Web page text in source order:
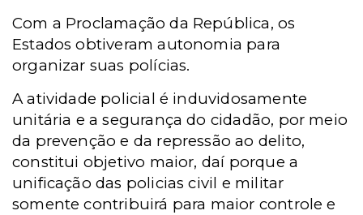
Com a Proclamação da República, os
Estados obtiveram autonomia para
organizar suas polícias.
A atividade policial é induvidosamente
unitária e a segurança do cidadão, por meio
da prevenção e da repressão ao delito,
constitui objetivo maior, daí porque a
unificação das policias civil e militar
somente contribuirá para maior controle e